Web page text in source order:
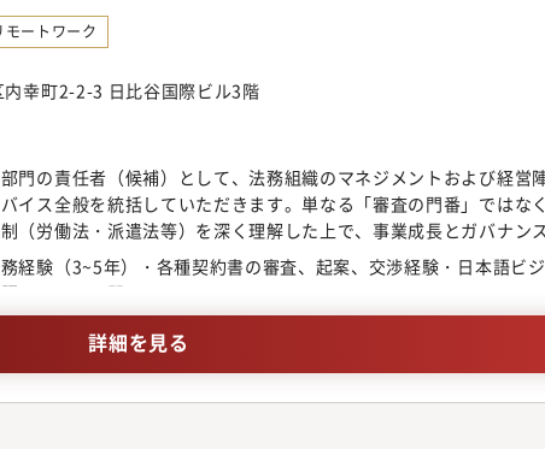
モートワーク
幸町2-2-3 日比谷国際ビル3階
門の責任者（候補）として、法務組織のマネジメントおよび経営
イス全般を統括していただきます。単なる「審査の門番」ではな
（労働法・派遣法等）を深く理解した上で、事業成長とガバナン
」を期待しています。現在、IPO準備を見据えた組織体制の強化を
営判断を支え、全社のコンプライアンス文化をゼロから醸成・定着
ます。◆組織マネジメント・法務戦略法務チームのマネジメント
、品質管理）全社的なリーガルリスクの特定・評価および中長期的
経験（3~5年）・各種契約書の審査、起案、交渉経験・日本語ビ
レベルは不問
詳細を見る